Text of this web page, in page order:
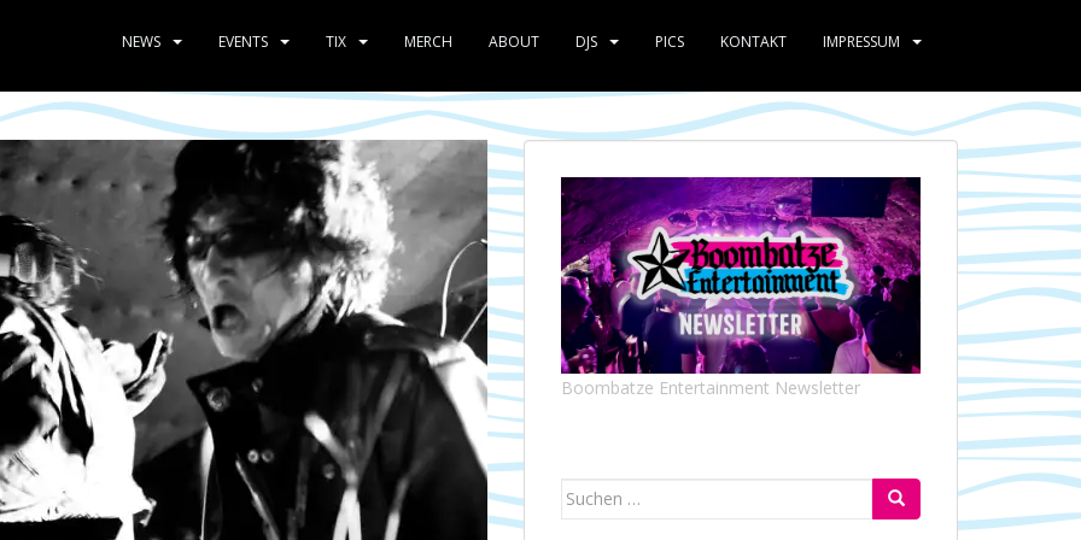
NEWS EVENTS TIX MERCH ABOUT DJS PICS KONTAKT IMPRESSUM
Boombatze Entertainment Newsletter
Suchen